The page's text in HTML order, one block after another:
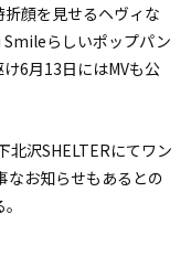
顔を見せるヘヴィな
Smileらしいポップパン
6月13日にはMVも公
北沢SHELTERにてワン
なお知らせもあるとの